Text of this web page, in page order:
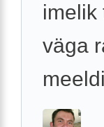
imelik
väga